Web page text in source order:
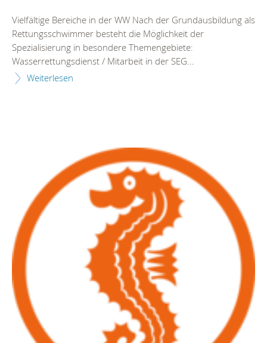
Vielfältige Bereiche in der WW Nach der Grundausbildung als
Rettungsschwimmer besteht die Möglichkeit der
Spezialisierung in besondere Themengebiete:
Wasserrettungsdienst / Mitarbeit in der SEG...
Weiterlesen